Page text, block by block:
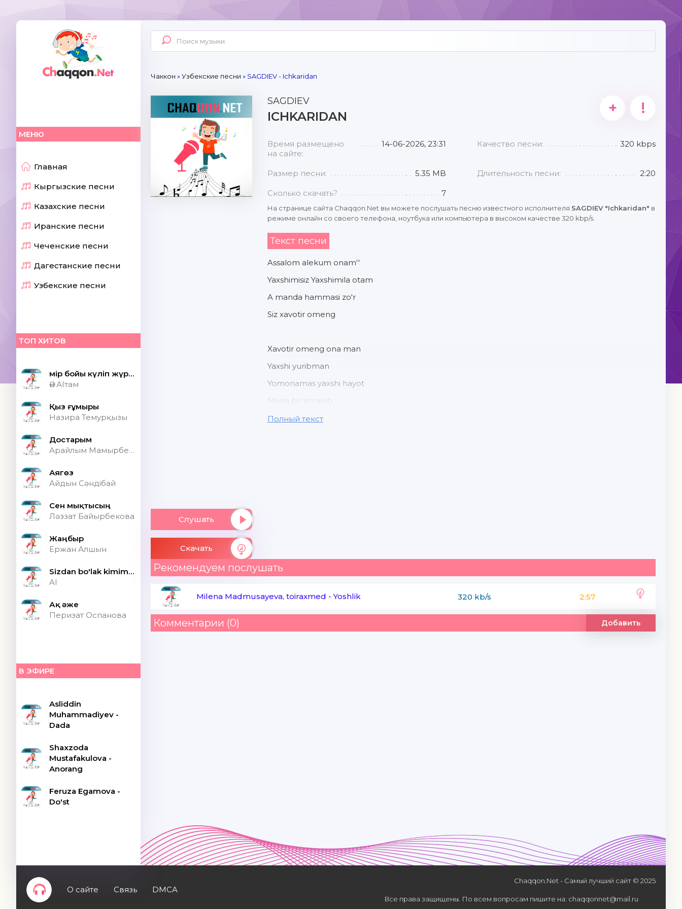
МЕНЮ
Главная
Кыргызские песни
Казахские песни
Иранские песни
Чеченские песни
Дагестанские песни
Узбекские песни
ТОП ХИТОВ
Өмір бойы күліп жүрсек шіркін ай
Ән АІтам
Қыз ғұмыры
Назира Темурқызы
Достарым
Арайлым Мамырбекқызы
Аягөз
Айдын Сәндібай
Сен мықтысың
Ләззат Байырбекова
Жаңбыр
Ержан Алшын
Sizdan bo'lak kimim bor ONA (Speed up)
AI
Ақ әже
Перизат Оспанова
В ЭФИРЕ
Asliddin
Muhammadiyev -
Dada
Shaxzoda
Mustafakulova -
Anorang
Feruza Egamova -
Do'st
Чаккон »Узбекские песни » SAGDIEV - Ichkaridan
Слушать
Скачать
SAGDIEV
ICHKARIDAN + !
Время размещено
на сайте:
14-06-2026, 23:31 Качество песни: 320 kbps
Размер песни: 5.35 MB Длительность песни: 2:20
Сколько скачать? 7
На странице сайта Chaqqon.Net вы можете послушать песню известного исполнителя SAGDIEV "Ichkaridan" в
режиме онлайн со своего телефона, ноутбука или компьютера в высоком качестве 320 kbp/s.
Текст песни
Assalom alekum onam''
Yaxshimisiz Yaxshimila otam
A manda hammasi zo'r
Siz xavotir omeng
Xavotir omeng ona man
Yaxshi yuribman
Yomonamas yaxshi hayot
Mana bir amalab
Kunlayam o'tvoti
Полный текст
Рекомендуем послушать
Milena Madmusayeva, toiraxmed -Yoshlik 320 kb/s 2:57
Комментарии (0) Добавить
О сайте Связь DMCA
Chaqqon.Net - Самый лучший сайт © 2025
Все права защищены. По всем вопросам пишите на: chaqqonnet@mail.ru